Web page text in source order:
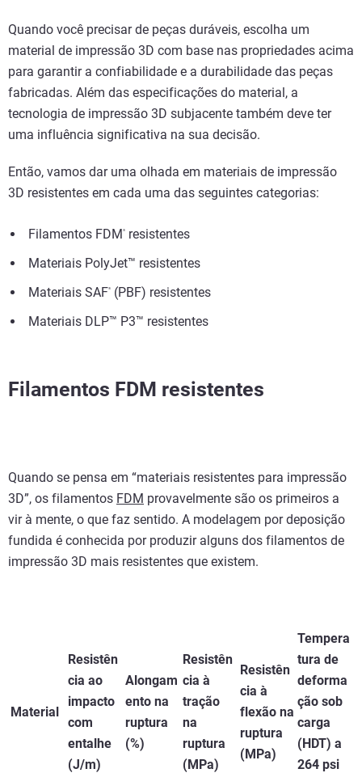
Quando você precisar de peças duráveis, escolha um
material de impressão 3D com base nas propriedades acima
para garantir a confiabilidade e a durabilidade das peças
fabricadas. Além das especificações do material, a
tecnologia de impressão 3D subjacente também deve ter
uma influência significativa na sua decisão.
Então, vamos dar uma olhada em materiais de impressão
3D resistentes em cada uma das seguintes categorias:
Filamentos FDM ®
resistentes
Materiais PolyJet™ resistentes
Materiais SAF ®
(PBF) resistentes
Materiais DLP™ P3™ resistentes
Filamentos FDM resistentes
Quando se pensa em “materiais resistentes para impressão
3D”, os filamentos FDM provavelmente são os primeiros a
vir à mente, o que faz sentido. A modelagem por deposição
fundida é conhecida por produzir alguns dos filamentos de
impressão 3D mais resistentes que existem.
Material
Resistên
cia ao
impacto
com
entalhe
(J/m)
Alongam
ento na
ruptura
(%)
Resistên
cia à
tração
na
ruptura
(MPa)
Resistên
cia à
flexão na
ruptura
(MPa)
Tempera
tura de
deforma
ção sob
carga
(HDT) a
264 psi